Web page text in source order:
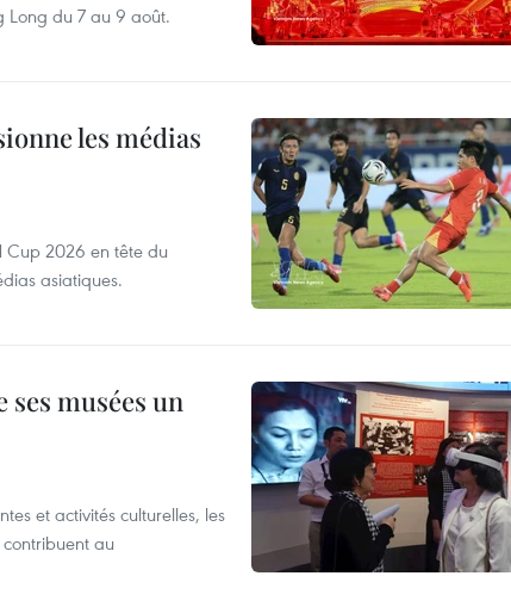
Long du 7 au 9 août.
les médias
Cup 2026 en tête du
asiatiques.
musées un
et activités culturelles, les
au